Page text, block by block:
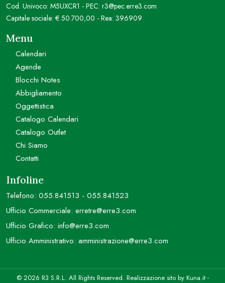
Cod. Univoco: M5UXCR1 - PEC: r3@pec.erre3.com
Capitale sociale: € 50.700,00 - Rea: 396909
Menu
Calendari
Agende
Blocchi Notes
Abbigliamento
Oggettistica
Catalogo Calendari
Catalogo Outlet
Chi Siamo
Contatti
Infoline
Telefono: 055.841513 - 055.841523
Ufficio Commerciale: erretre@erre3.com
Ufficio Grafico: info@erre3.com
Ufficio Amministrativo: amministrazione@erre3.com
© 2026 R3 S.R.L. All Rights Reserved. Realizzazione sito by Kuna.it-